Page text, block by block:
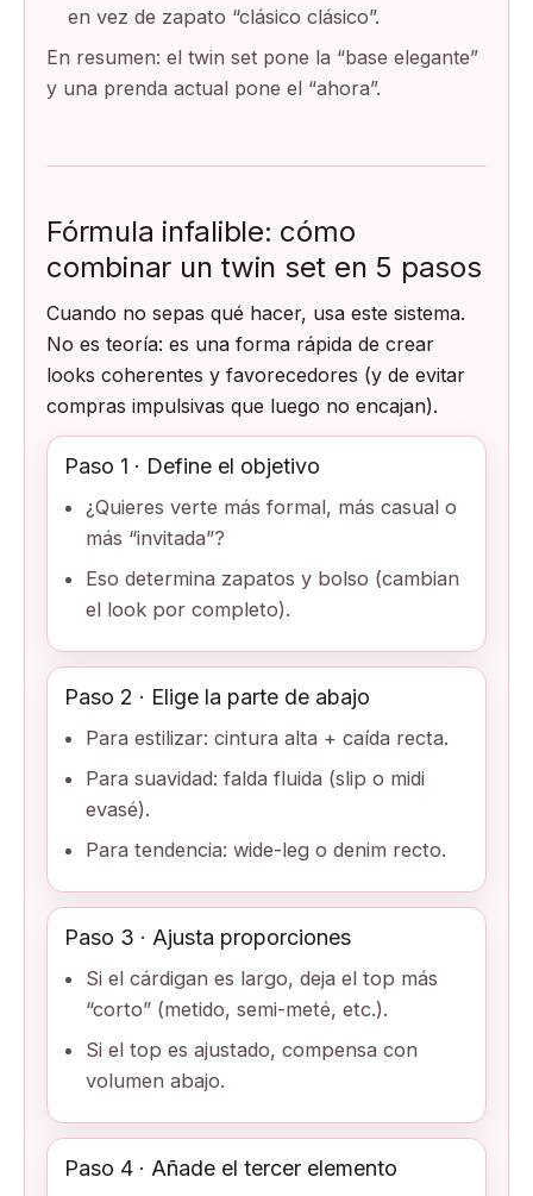
en vez de zapato “clásico clásico”.
En resumen: el twin set pone la “base elegante”
y una prenda actual pone el “ahora”.
Fórmula infalible: cómo
combinar un twin set en 5 pasos
Cuando no sepas qué hacer, usa este sistema.
No es teoría: es una forma rápida de crear
looks coherentes y favorecedores (y de evitar
compras impulsivas que luego no encajan).
Paso 1 · Define el objetivo
¿Quieres verte más formal, más casual o
más “invitada”?
Eso determina zapatos y bolso (cambian
el look por completo).
Paso 2 · Elige la parte de abajo
Para estilizar: cintura alta + caída recta.
Para suavidad: falda fluida (slip o midi
evasé).
Para tendencia: wide-leg o denim recto.
Paso 3 · Ajusta proporciones
Si el cárdigan es largo, deja el top más
“corto” (metido, semi-meté, etc.).
Si el top es ajustado, compensa con
volumen abajo.
Paso 4 · Añade el tercer elemento